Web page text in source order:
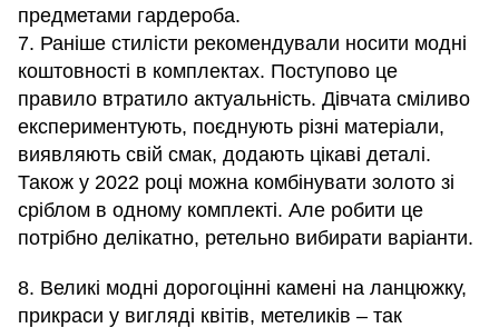
предметами гардероба.
7. Раніше стилісти рекомендували носити модні
коштовності в комплектах. Поступово це
правило втратило актуальність. Дівчата сміливо
експериментують, поєднують різні матеріали,
виявляють свій смак, додають цікаві деталі.
Також у 2022 році можна комбінувати золото зі
сріблом в одному комплекті. Але робити це
потрібно делікатно, ретельно вибирати варіанти.
8. Великі модні дорогоцінні камені на ланцюжку,
прикраси у вигляді квітів, метеликів – так